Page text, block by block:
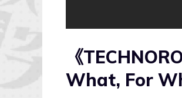
《
What, For